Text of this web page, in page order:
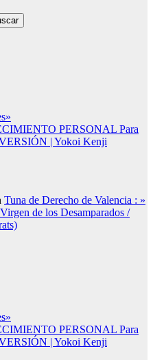
PERSONAL Para
| Yokoi Kenji
Tuna de Derecho de Valencia : »
de los Desamparados /
PERSONAL Para
| Yokoi Kenji